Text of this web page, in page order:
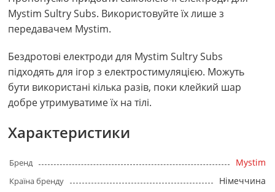
Mystim Sultry Subs. Використовуйте їх лише з
передавачем Mystim.
Бездротові електроди для Mystim Sultry Subs
підходять для ігор з електростимуляцією. Можуть
бути використані кілька разів, поки клейкий шар
добре утримуватиме їх на тілі.
Характеристики
Бренд Mystim
Країна бренду Німеччина